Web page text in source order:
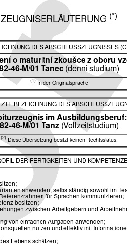
ZEUGNISERLÄUTERUNG (*)
DES ABSCHLUSSZEUGNISSES
o maturitní zkoušce z oboru
82-46-M/01 Tanec(denní studium)
(1) In der Originalsprache
BEZEICHNUNG DES
im Ausbildungsberuf:
82-46-M/01 Tanz(Vollzeitstudium)
(2) Diese Übersetzung besitzt keinen Rechtsstatus.
DER FERTIGKEITEN UND
anwenden, selbstständig sowohl im
für Sprachen kommunizieren;
besitzen;
zwischen Arbeitgebern und
von einfachen Aufgaben anwenden;
nutzen und effektiv mit
Lebens schätzen;